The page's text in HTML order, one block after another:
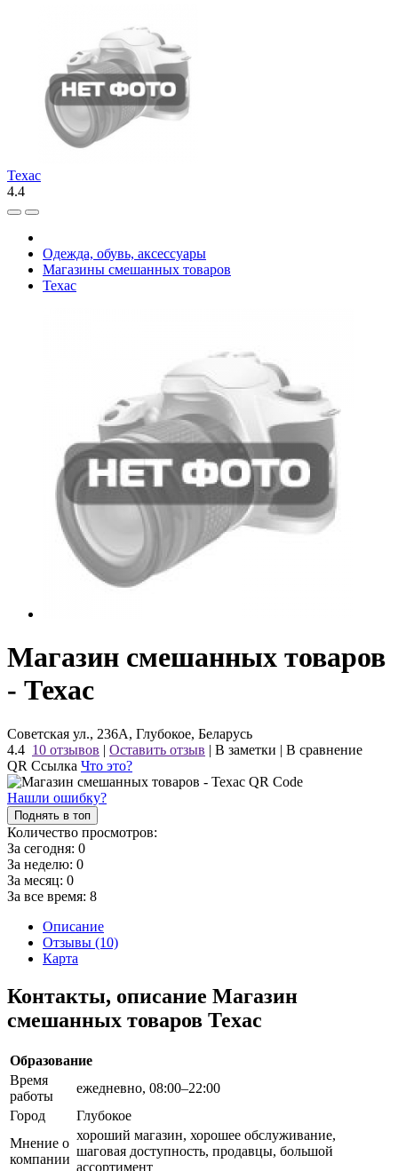
Техас
4.4
Одежда, обувь, аксессуары
Магазины смешанных товаров
Техас
Магазин смешанных товаров
- Техас
Советская ул., 236А, Глубокое, Беларусь
4.4 10 отзывов | Оставить отзыв | В заметки | В сравнение
QR Ссылка Что это?
Нашли ошибку?
Поднять в топ
Количество просмотров:
За сегодня: 0
За неделю: 0
За месяц: 0
За все время: 8
Описание
Отзывы (10)
Карта
Контакты, описание Магазин
смешанных товаров Техас
Образование
Время
работы
ежедневно, 08:00–22:00
Город
Глубокое
Мнение о
компании
хороший магазин, хорошее обслуживание,
шаговая доступность, продавцы, большой
ассортимент